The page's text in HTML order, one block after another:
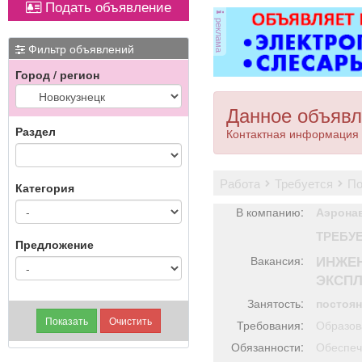
Вывоз мусора.
Вывоз мусора.
Подать объявление
Фильтр объявлений
Город / регион
Раздел
Категория
Предложение
реклама
Данное
Контактная информация
работа требуется
В компанию:
Вакансия:
Занятость:
Требования:
Обязанности: